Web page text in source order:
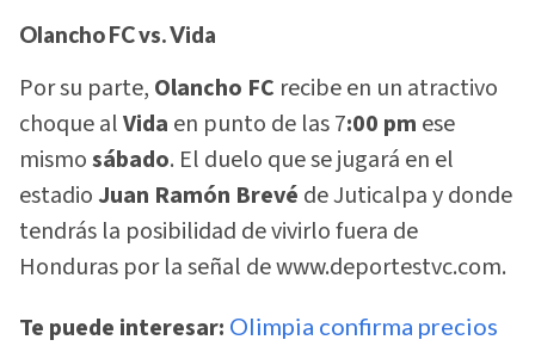
Olancho FC vs. Vida
Por su parte, Olancho FC recibe en un atractivo
choque alVida en punto de las 7:00 pm ese
mismosábado. El duelo que se jugará en el
estadioJuan Ramón Brevé de Juticalpa y donde
tendrás la posibilidad de vivirlo fuera de
Honduras por la señal de www.deportestvc.com.
Te puede interesar: Olimpia confirma precios